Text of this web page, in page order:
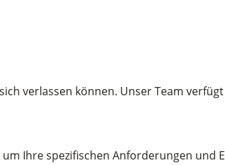
verlassen können. Unser Team
Ihre spezifischen Anforderungen und